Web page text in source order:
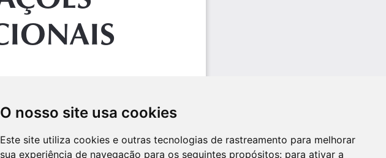
O nosso site usa cookies
Este site utiliza cookies e outras tecnologias de rastreamento para melhorar
sua experiência de navegação para os seguintes propósitos: para ativar a